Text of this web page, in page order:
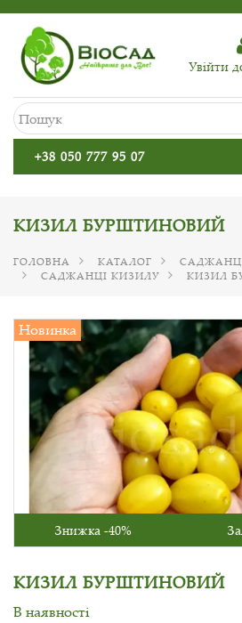
Увiйти
+38 050 777 95 07
КИЗИЛ БУРШТИНОВИЙ
ГОЛОВНА КАТАЛОГ
САДЖАНЦІ КИЗИЛУ
КИЗИЛ
Новинка
Знижка -40%
КИЗИЛ БУРШТИНОВИЙ
В наявності